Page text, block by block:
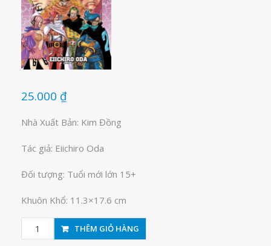
25.000 ₫
Nhà Xuất Bản: Kim Đồng
Tác giả: Eiichiro Oda
Đối tượng: Tuổi mới lớn 15+
Khuôn Khổ: 11.3×17.6 cm
One
Piece
THÊM GIỎ HÀNG